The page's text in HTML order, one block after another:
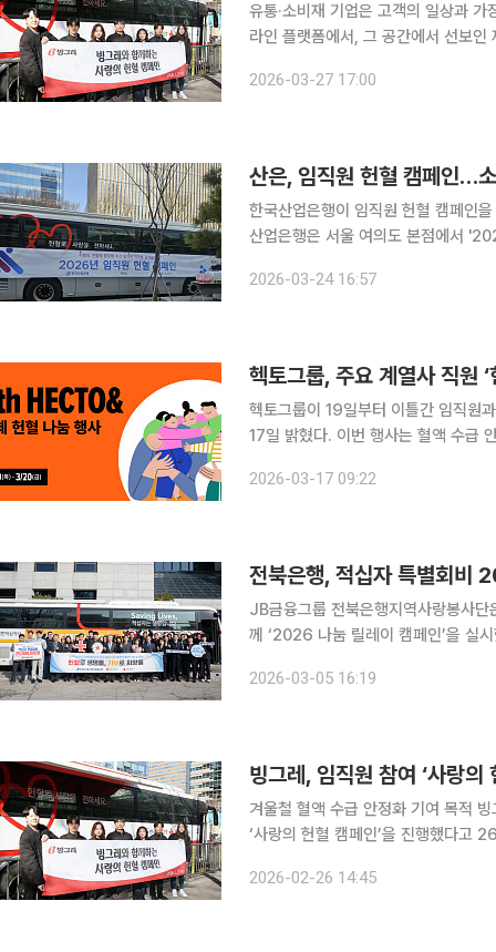
유통·소비재 기업은 고객의 일상과
라인 플랫폼에서, 그 공간에서 선보
음을 자연스럽게 여는 기폭제가 된다.
2026-03-27 17:00
산은, 임직원 헌혈 캠페인…
한국산업은행이 임직원 헌혈 캠페인
산업은행은 서울 여의도 본점에서
혈병소아암협회에 전달할 예정이다.
2026-03-24 16:57
헥토그룹, 주요 계열사 직원
헥토그룹이 19일부터 이틀간 임직원
17일 밝혔다. 이번 행사는 혈액 수급
분)을 밑도는 '관심' 단계에 머물러 있
2026-03-17 09:22
전북은행, 적십자 특별회비
JB금융그룹 전북은행지역사랑봉사
께 ‘2026 나눔 릴레이 캠페인’을 실시했다고 5일 밝혔다. 이날
를 이어오며 19년 동안 총 3억8000
2026-03-05 16:19
빙그레, 임직원 참여 ‘사랑의
겨울철 혈액 수급 안정화 기여 목적 빙그레가 혈액 수급이 어려운 시기를 맞아 임직원을 대상으로
‘사랑의 헌혈 캠페인’을 진행했다고 26일 밝혔다. 빙그레는 전날 서울 종로
가 감소하는 겨울철 혈액 수급 안정화
2026-02-26 14:45